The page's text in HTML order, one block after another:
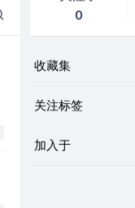
0
收藏集
关注标签
加入于